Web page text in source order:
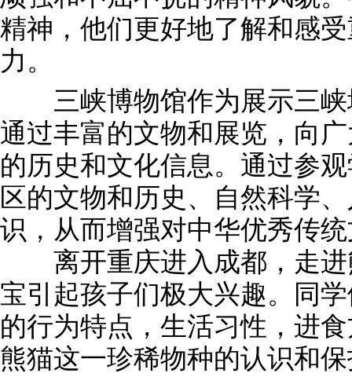
精神，他们更好地了解和感
力。
三峡博物馆作为展示三峡
通过丰富的文物和展览，向
的历史和文化信息。通过参
区的文物和历史、自然科学
识，从而增强对中华优秀传
离开重庆进入成都，走进
宝引起孩子们极大兴趣。同
的行为特点，生活习性，进
熊猫这一珍稀物种的认识和